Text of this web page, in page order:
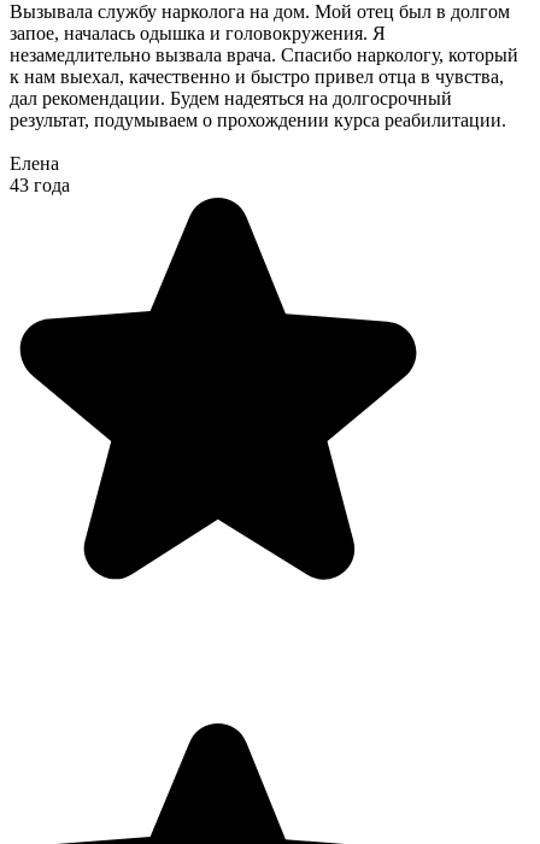
Вызывала службу нарколога на дом. Мой отец был в долгом
запое, началась одышка и головокружения. Я
незамедлительно вызвала врача. Спасибо наркологу, который
к нам выехал, качественно и быстро привел отца в чувства,
дал рекомендации. Будем надеяться на долгосрочный
результат, подумываем о прохождении курса реабилитации.
Елена
43 года